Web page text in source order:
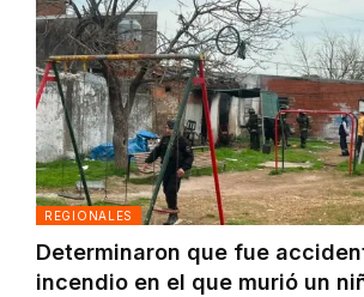
REGIONALES
Determinaron que fue
incendio en el que murió un